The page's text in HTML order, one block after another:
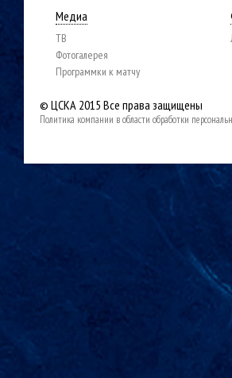
Медиа
ТВ
Фотогалерея
Программки к матчу
© ЦСКА 2015 Все права защищены
Политика компании в области обработки